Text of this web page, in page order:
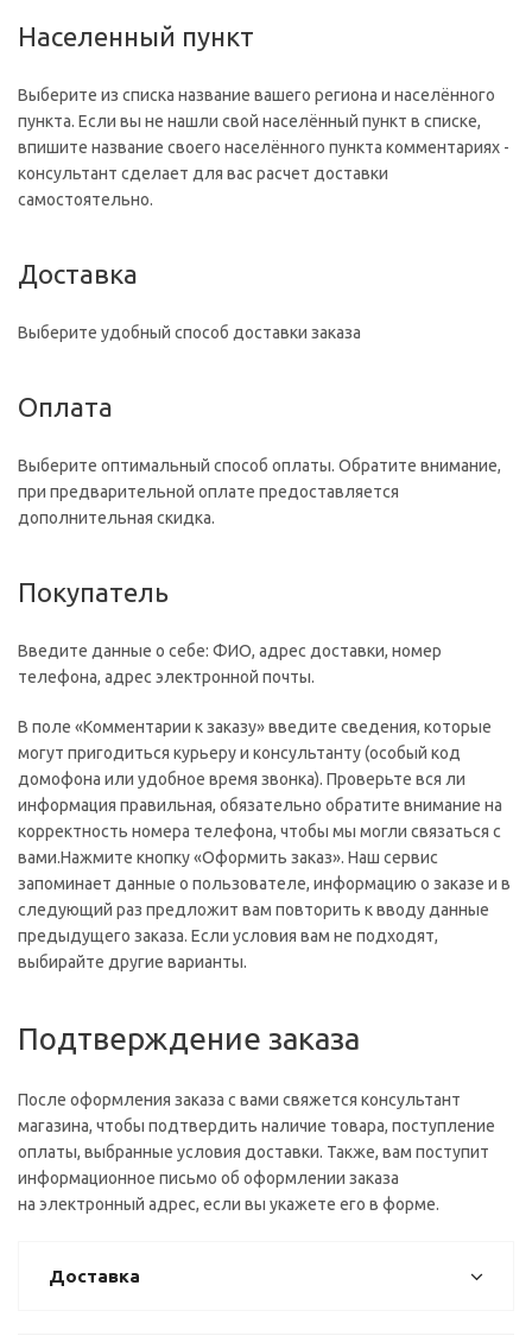
Населенный пункт
Выберите из списка название вашего региона и населённого
пункта. Если вы не нашли свой населённый пункт в списке,
впишите название своего населённого пункта комментариях -
консультант сделает для вас расчет доставки
самостоятельно.
Доставка
Выберите удобный способ доставки заказа
Оплата
Выберите оптимальный способ оплаты. Обратите внимание,
при предварительной оплате предоставляется
дополнительная скидка.
Покупатель
Введите данные о себе: ФИО, адрес доставки, номер
телефона, адрес электронной почты.
В поле «Комментарии к заказу» введите сведения, которые
могут пригодиться курьеру и консультанту (особый код
домофона или удобное время звонка). Проверьте вся ли
информация правильная, обязательно обратите внимание на
корректность номера телефона, чтобы мы могли связаться с
вами.Нажмите кнопку «Оформить заказ». Наш сервис
запоминает данные о пользователе, информацию о заказе и в
следующий раз предложит вам повторить к вводу данные
предыдущего заказа. Если условия вам не подходят,
выбирайте другие варианты.
Подтверждение заказа
После оформления заказа с вами свяжется консультант
магазина, чтобы подтвердить наличие товара, поступление
оплаты, выбранные условия доставки. Также, вам поступит
информационное письмо об оформлении заказа
на электронный адрес, если вы укажете его в форме.
Доставка